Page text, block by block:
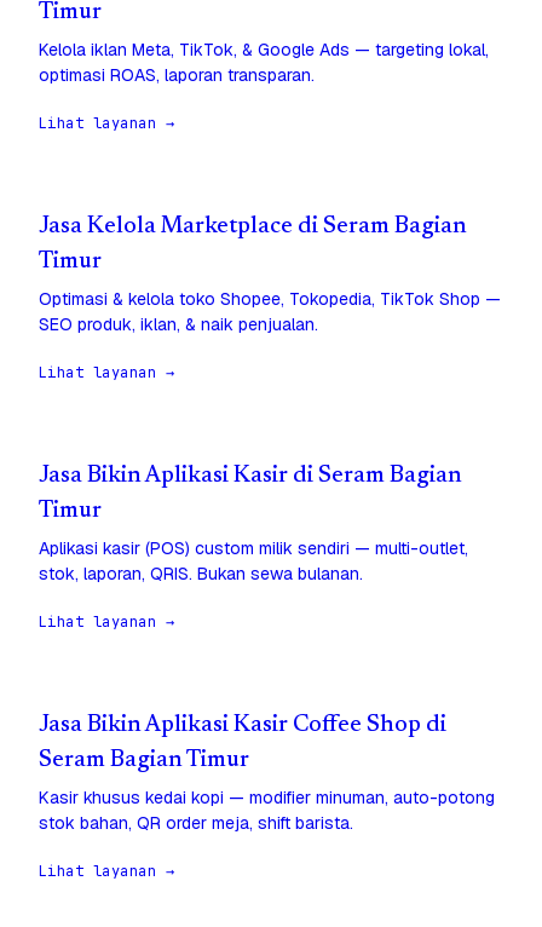
Timur
Kelola iklan Meta, TikTok, & Google Ads — targeting lokal,
optimasi ROAS, laporan transparan.
Lihat layanan →
Jasa Kelola Marketplace di Seram Bagian
Timur
Optimasi & kelola toko Shopee, Tokopedia, TikTok Shop —
SEO produk, iklan, & naik penjualan.
Lihat layanan →
Jasa Bikin Aplikasi Kasir di Seram Bagian
Timur
Aplikasi kasir (POS) custom milik sendiri — multi-outlet,
stok, laporan, QRIS. Bukan sewa bulanan.
Lihat layanan →
Jasa Bikin Aplikasi Kasir Coffee Shop di
Seram Bagian Timur
Kasir khusus kedai kopi — modifier minuman, auto-potong
stok bahan, QR order meja, shift barista.
Lihat layanan →